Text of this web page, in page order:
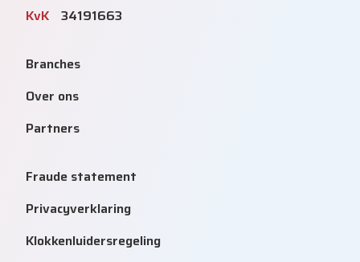
KvK 34191663
Branches
Over ons
Partners
Fraude statement
Privacyverklaring
Klokkenluidersregeling